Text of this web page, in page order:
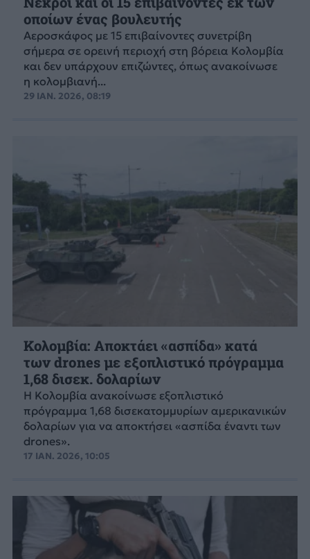
οποίων ένας βουλευτής
Αεροσκάφος με 15 επιβαίνοντες συνετρίβη
σήμερα σε ορεινή περιοχή στη βόρεια Κολομβία
και δεν υπάρχουν επιζώντες, όπως ανακοίνωσε
η κολομβιανή...
29 ΙΑΝ. 2026, 08:19
Κολομβία: Αποκτάει «ασπίδα» κατά
των drones με εξοπλιστικό πρόγραμμα
1,68 δισεκ. δολαρίων
Η Κολομβία ανακοίνωσε εξοπλιστικό
πρόγραμμα 1,68 δισεκατομμυρίων αμερικανικών
δολαρίων για να αποκτήσει «ασπίδα έναντι των
drones».
17 ΙΑΝ. 2026, 10:05